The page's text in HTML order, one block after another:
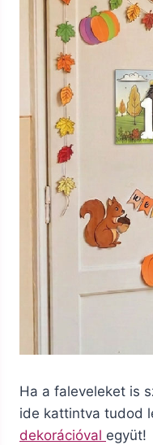
Ha a faleveleket is
ide kattintva tudod
dekorációval együt!